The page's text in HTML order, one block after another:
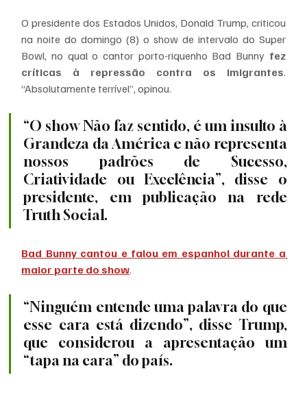
O presidente dos Estados Unidos, Donald Trump, criticou
na noite do domingo (8) o show de intervalo do Super
Bowl, no qual o cantor porto-riquenho Bad Bunny fez
críticas à repressão contra os imigrantes.
“Absolutamente terrível”, opinou.
“O show Não faz sentido, é um insulto à
Grandeza da América e não representa
nossos padrões de Sucesso,
Criatividade ou Excelência”, disse o
presidente, em publicação na rede
Truth Social.
Bad Bunny cantou e falou em espanhol durante a
maior parte do show.
“Ninguém entende uma palavra do que
esse cara está dizendo”, disse Trump,
que considerou a apresentação um
“tapa na cara” do país.